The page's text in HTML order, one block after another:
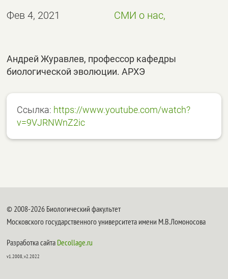
Фев 4, 2021 СМИ о нас,
Андрей Журавлев, профессор кафедры
биологической эволюции. АРХЭ
Ссылка: https://www.youtube.com/watch?
v=9VJRNWnZ2ic
© 2008-2026 Биологический факультет
Московского государственного университета имени М.В.Ломоносова
Разработка сайта Decollage.ru
v1.2008, v2.2022